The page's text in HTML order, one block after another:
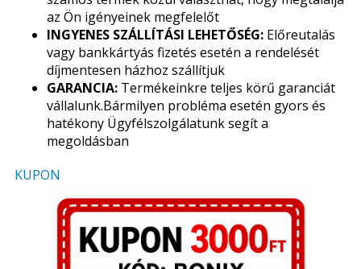
az Ön igényeinek megfelelőt
INGYENES SZÁLLÍTÁSI LEHETŐSÉG: Előreutalás
vagy bankkártyás fizetés esetén a rendelését
díjmentesen házhoz szállítjuk
GARANCIA: Termékeinkre teljes körű garanciát
vállalunk.Bármilyen probléma esetén gyors és
hatékony Ügyfélszolgálatunk segít a
megoldásban
KUPON